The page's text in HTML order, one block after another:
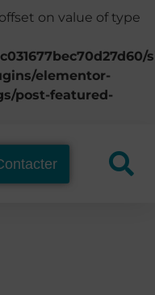
on value of type
elementor-
post-featured-